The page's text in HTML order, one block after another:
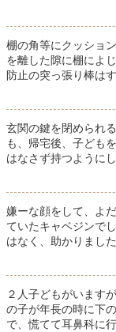
棚の角等にクッショ
を離した隙に棚によ
防止の突っ張り棒は
玄関の鍵を閉められ
も、帰宅後、子ども
はなさず持つようにし
嫌ーな顔をして、よ
ていたキャベジンで
はなく、助かりまし
２人子どもがいます
の子が年長の時に下
で、慌てて耳鼻科に